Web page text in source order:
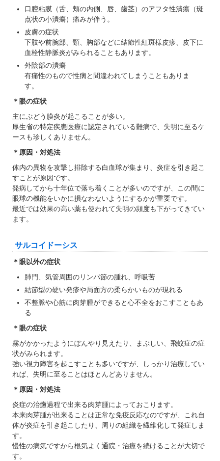
口腔粘膜（舌、頬の内側、唇、歯茎）のアフタ性潰瘍（斑
点状の小潰瘍）痛みが伴う。
皮膚の症状
下肢や前腕部、頸、胸部などに結節性紅斑様皮疹、皮下に
血栓性静脈炎がみられることもあります。
外陰部の潰瘍
有痛性のもので性病と間違われてしまうこともありま
す。
＊眼の症状
主にぶどう膜炎が起こることが多い。
厚生省の特定疾患医療に認定されている難病で、失明に至るケ
ースも珍しくありません。
＊原因・対処法
体内の異物を攻撃し排除する白血球が集まり、炎症を引き起こ
すことが原因です。
発病してから十年位で落ち着くことが多いのですが、この間に
眼球の機能をいかに損なわないようにするかが重要です。
最近では効果の高い薬も使われて失明の頻度も下がってきてい
ます。
サルコイドーシス
＊眼以外の症状
肺門、気管周囲のリンパ節の腫れ、呼吸苦
結節型の硬い発疹や局面方の柔らかいものが現れる
不整脈や心筋に肉芽腫ができると心不全をおこすこともあ
る
＊眼の症状
霧がかかったようにぼんやり見えたり、まぶしい、飛蚊症の症
状がみられます。
強い視力障害を起こすことも多いですが、しっかり治療してい
れば、失明に至ることはほとんどありません。
＊原因・対処法
炎症の治癒過程で出来る肉芽腫によっておこります。
本来肉芽腫が出来ることは正常な免疫反応なのですが、これ自
体が炎症を引き起こしたり、周りの組織を繊維化して発症しま
す。
慢性の病気ですから根気よく通院・治療を続けることが大切で
す。